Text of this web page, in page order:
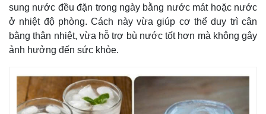
sung nước đều đặn trong ngày bằng nước mát hoặc nước
ở nhiệt độ phòng. Cách này vừa giúp cơ thể duy trì cân
bằng thân nhiệt, vừa hỗ trợ bù nước tốt hơn mà không gây
ảnh hưởng đến sức khỏe.